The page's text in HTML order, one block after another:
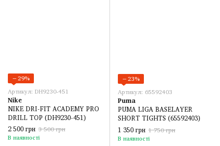
−29%
Артикул: DH9230-451
Nike
NIKE DRI-FIT ACADEMY PRO
DRILL TOP (DH9230-451)
2 500 грн 3 500 грн
В наявності
−23%
Артикул: 65592403
Puma
PUMA LIGA BASELAYER
SHORT TIGHTS (65592403)
1 350 грн 1 750 грн
В наявності